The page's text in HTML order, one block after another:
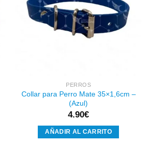
a la
lista de
deseos
PERROS
Collar para Perro Mate 35×1,6cm –
(Azul)
4.90€
AÑADIR AL CARRITO